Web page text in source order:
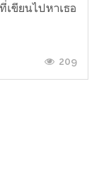
ขียนไปหาเธอ
209